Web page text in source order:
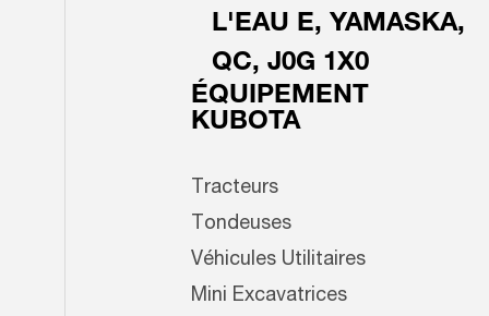
L'EAU E, YAMASKA,
QC, J0G 1X0
ÉQUIPEMENT
KUBOTA
Tracteurs
Tondeuses
Véhicules Utilitaires
Mini Excavatrices